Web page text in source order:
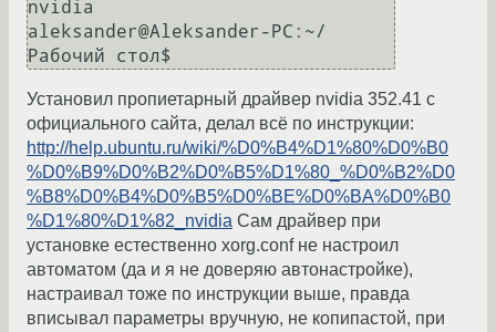
nvidia
aleksander@Aleksander-PC:~/
Установил пропиетарный драйвер nvidia 352.41 с
официального сайта, делал всё по инструкции:
http://help.ubuntu.ru/wiki/%D0%B4%D1%80%D0%B0
%D0%B9%D0%B2%D0%B5%D1%80_%D0%B2%D0
%B8%D0%B4%D0%B5%D0%BE%D0%BA%D0%B0
%D1%80%D1%82_nvidia Сам драйвер при
установке естественно xorg.conf не настроил
автоматом (да и я не доверяю автонастройке),
настраивал тоже по инструкции выше, правда
вписывал параметры вручную, не копипастой, при